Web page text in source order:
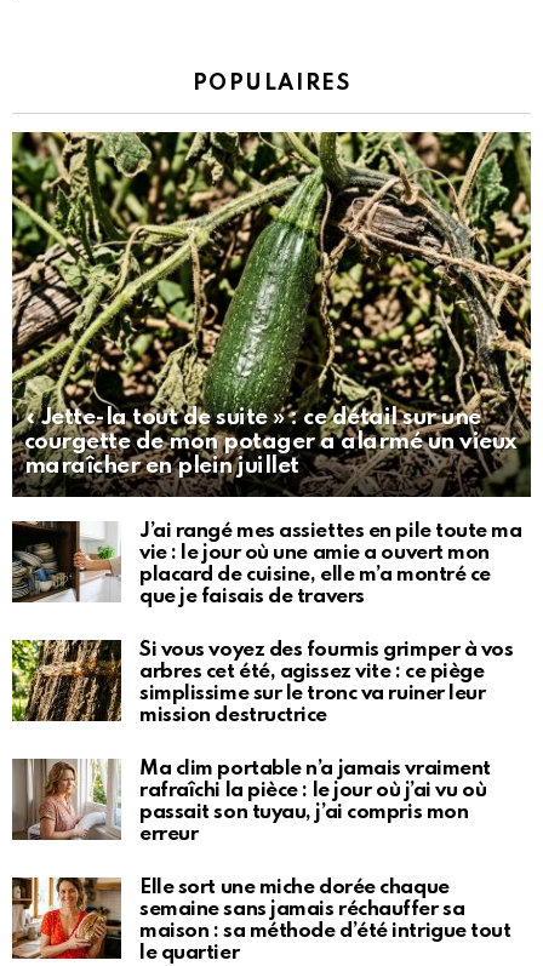
POPULAIRES
« Jette-la tout de suite » : ce détail sur une
courgette de mon potager a alarmé un vieux
maraîcher en plein juillet
J’ai rangé mes assiettes en pile toute ma
vie : le jour où une amie a ouvert mon
placard de cuisine, elle m’a montré ce
que je faisais de travers
Si vous voyez des fourmis grimper à vos
arbres cet été, agissez vite : ce piège
simplissime sur le tronc va ruiner leur
mission destructrice
Ma clim portable n’a jamais vraiment
rafraîchi la pièce : le jour où j’ai vu où
passait son tuyau, j’ai compris mon
erreur
Elle sort une miche dorée chaque
semaine sans jamais réchauffer sa
maison : sa méthode d’été intrigue tout
le quartier